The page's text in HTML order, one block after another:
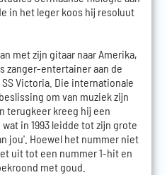
in het leger koos hij resoluut
met zijn gitaar naar Amerika,
zanger-entertainer aan de
Victoria. Die internationale
om van muziek zijn
terugkeer kreeg hij een
in 1993 leidde tot zijn grote
jou'. Hoewel het nummer niet
uit tot een nummer 1-hit en
met goud.